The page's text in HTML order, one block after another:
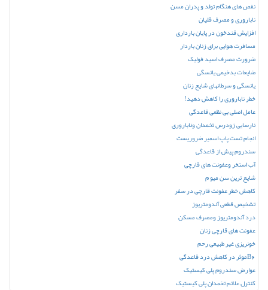
نقص های هنگام تولد و پدران مسن
ناباروری و مصرف قلیان
افزایش قندخون در پایان بارداری
مسافرت‌ هوایی برای زنان باردار
ضرورت مصرف اسید فولیک
ضایعات بدخیمی یائسگی
یائسگی و سرطانهای شایع زنان
خطر ناباروری را کاهش دهید!
عامل اصلی بی نظمی قاعدگی
نارسایی زودرس تخمدان وناباروری
انجام تست پاپ اسمیر ضروریست
سندروم پیش از قاعدگی
آب استخر وعفونت های قارچی
شایع ترین سن میو م
کاهش خطر عفونت قارچی در سفر
تشخیص قطعی آندومتریوز
درد آندومتریوز ومصرف مسکن
عفونت های قارچی زنان
خونریزی غیر طبیعی رحم
B6موثر در کاهش درد قاعدگی
عوارض سندروم پلی کیستیک
کنترل علائم تخمدان پلی کیستیک